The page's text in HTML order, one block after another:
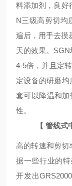
料添加剂，良好
N三级高剪切均
遍后，用手去摸
天的效果。 SGN
4-5倍，并且定
定设备的研磨均
套可以降温和
性。
【 管线式
高的转速和剪切
据一些行业的
开发出G